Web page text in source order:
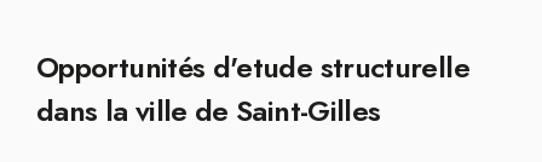
Opportunités d'etude structurelle
dans la ville de Saint-Gilles